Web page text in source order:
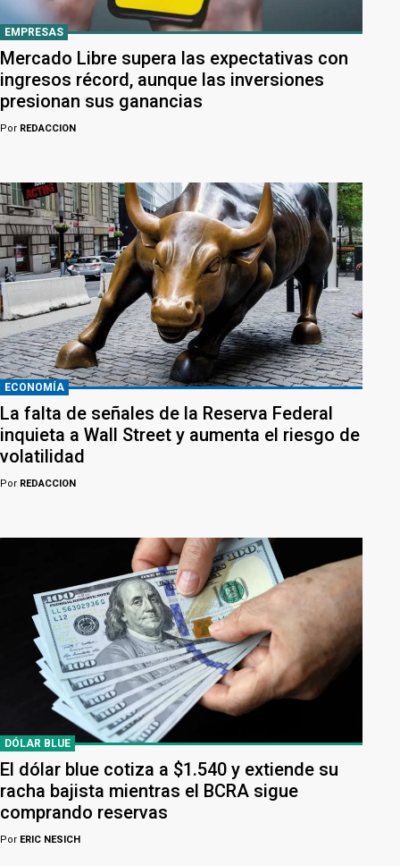
EMPRESAS
Mercado Libre supera las expectativas con
ingresos récord, aunque las inversiones
presionan sus ganancias
Por REDACCION
ECONOMÍA
La falta de señales de la Reserva Federal
inquieta a Wall Street y aumenta el riesgo de
volatilidad
Por REDACCION
DÓLAR BLUE
El dólar blue cotiza a $1.540 y extiende su
racha bajista mientras el BCRA sigue
comprando reservas
Por ERIC NESICH